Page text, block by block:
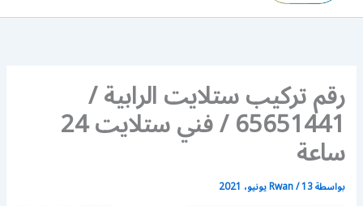
رقم تركيب ستلايت الرابية /
65651441 / فني ستلايت 24
ساعة
بواسطة Rwan/13 يونيو، 2021